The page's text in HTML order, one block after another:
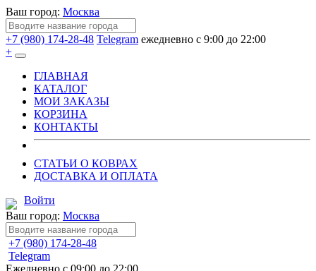
Ваш город: Москва
+7 (980) 174-28-48 Telegram ежедневно с 9:00 до 22:00
+
ГЛАВНАЯ
КАТАЛОГ
МОИ ЗАКАЗЫ
КОРЗИНА
КОНТАКТЫ
СТАТЬИ О КОВРАХ
ДОСТАВКА И ОПЛАТА
Войти
Ваш город: Москва
+7 (980) 174-28-48
Telegram
Ежедневно с 09:00 до 22:00